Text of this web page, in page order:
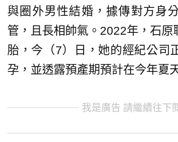
與圈外男性結婚，據傳對方身
管，且長相帥氣。2022年，石原
胎，今（7）日，她的經紀公司
孕，並透露預產期預計在今年夏
我是廣告 請繼續往下